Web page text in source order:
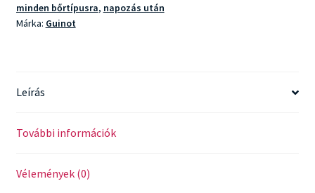
minden bőrtípusra, napozás után
Márka: Guinot
Leírás
További információk
Vélemények (0)